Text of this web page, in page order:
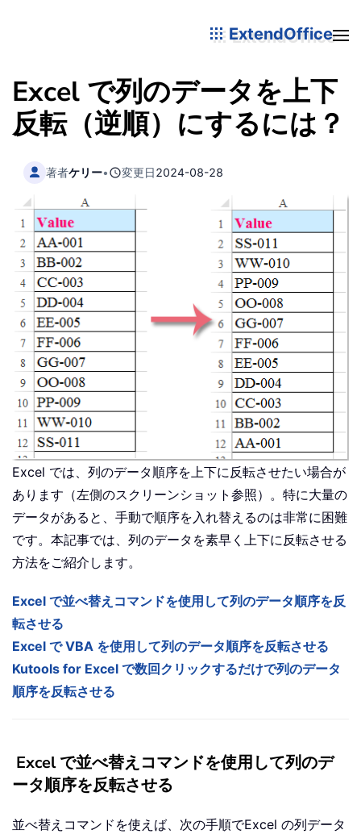
ExtendOffice
Excel で列のデータを上下
反転（逆順）にするには？
著者ケリー• 変更日2024-08-28
Excel では、列のデータ順序を上下に反転させたい場合が
あります（左側のスクリーンショット参照）。特に大量の
データがあると、手動で順序を入れ替えるのは非常に困難
です。本記事では、列のデータを素早く上下に反転させる
方法をご紹介します。
Excel で並べ替えコマンドを使用して列のデータ順序を反
転させる
Excel で VBA を使用して列のデータ順序を反転させる
Kutools for Excel で数回クリックするだけで列のデータ
順序を反転させる
Excel で並べ替えコマンドを使用して列のデ
ータ順序を反転させる
並べ替えコマンドを使えば、次の手順でExcel の列データ